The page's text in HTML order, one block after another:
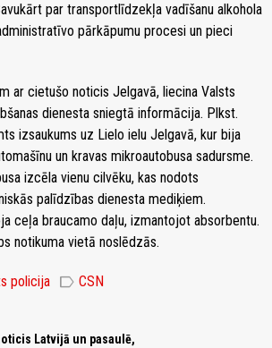
par transportlīdzekļa vadīšanu alkohola
pārkāpumu procesi un pieci
ar cietušo noticis Jelgavā, liecina Valsts
dienesta sniegtā informācija. Plkst.
izsaukums uz Lielo ielu Jelgavā, kur bija
un kravas mikroautobusa sadursme.
izcēla vienu cilvēku, kas nodots
palīdzības dienesta mediķiem.
ceļa braucamo daļu, izmantojot absorbentu.
notikuma vietā noslēdzās.
policija label CSN
Latvijā un pasaulē,